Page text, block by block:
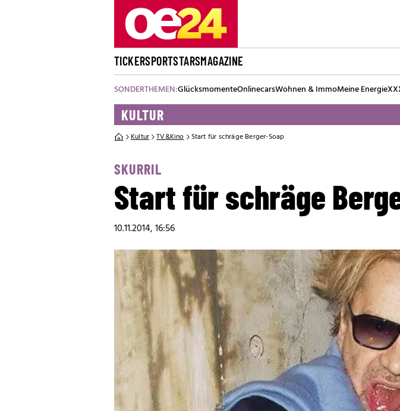
TICKERSPORTSTARSMAGAZINE
SONDERTHEMEN:GlücksmomenteOnlinecarsWohnen & ImmoMeine Energie
KULTUR
Kultur TV&Kino Start für schräge Berger-Soap
SKURRIL
Start für schräge
10.11.2014, 16:56